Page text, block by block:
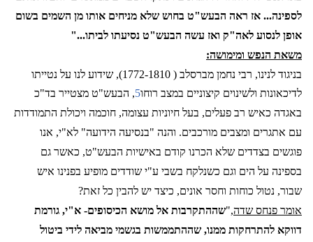
לספינה... אז ראה הבעש"ט בחוש שלא מניחים אותו מן השמים בשום
אופן לנסוע לאה"ק ואז עשה הבעש"ט נסיעתו לביתו..."
משאת הנפש ומימושה:
בניגוד לנינו, רבי נחמן מברסלב ( 1772-1810), שידוע לנו על נטייתו
לדיכאונות ולשינוים קיצוניים במצב רוחו5, הבעש"ט מצטייר בד"כ
באגדה כאיש רב פעלים, בעל חיוניות עצומה, חוכמה ויכולת התמודדות
עם אתגרים ומצבים מורכבים. והנה "בנסיעה הידועה" לא"י, אנו
פוגשים בצדדים שלא הכרנו קודם באישיות הבעש"ט, כאשר גם
בספינה על הים וגם כשנלקח בשבי ע"י שודדים מופיע בפנינו איש
שבור, נטול כוחות וחסר אונים, כיצד יש להבין כל זאת?
אומר פנחס שדה,"שההתקרבות אל מושא הכיסופים- א"י, גורמת
דווקא להתרחקות ממנו, שההתממשות בגשמי מביאה לידי ביטול